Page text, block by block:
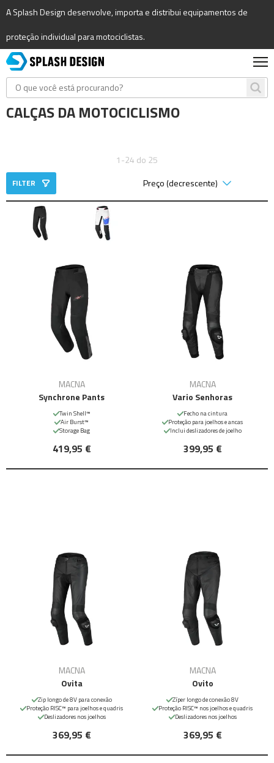
A Splash Design desenvolve, importa e distribui equipamentos de
proteção individual para motociclistas.
CALÇAS DA MOTOCICLISMO
1-24 do 25
FILTER
MACNA
Synchrone Pants
Twin Shell™
Air Burst™
Storage Bag
419,95 €
MACNA
Vario Senhoras
Fecho na cintura
Proteção para joelhos e ancas
Inclui deslizadores de joelho
399,95 €
MACNA
Ovita
Zip longo de 8V para conexão
Proteção RISC™ para joelhos e quadris
Deslizadores nos joelhos
369,95 €
MACNA
Ovito
Zíper longo de conexão 8V
Proteção RISC™ nos joelhos e quadris
Deslizadores nos joelhos
369,95 €